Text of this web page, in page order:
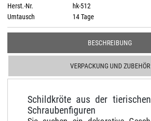
Herst.-Nr.
hk-512
Umtausch
14 Tage
BESCHREIBUNG
VERPACKUNG UND ZUBEHÖR
Schildkröte aus der
Schraubenfiguren